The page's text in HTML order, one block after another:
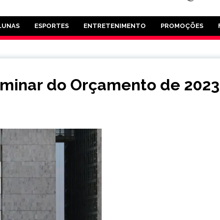
ESPORTES ENTRETENIMENTO PROMOÇÕES
do Orçamento de 2023